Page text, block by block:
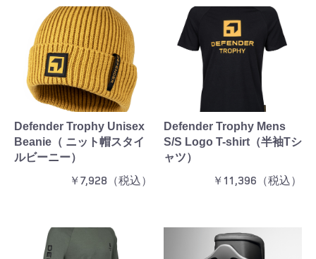
Defender Trophy Unisex
Beanie（ ニット帽スタイ
ルビーニー）
￥7,928（税込）
Defender Trophy Mens
S/S Logo T-shirt（半袖Tシ
ャツ）
￥11,396（税込）